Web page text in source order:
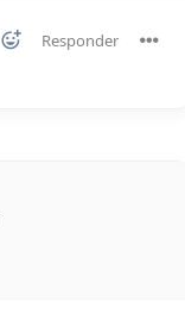
Responder